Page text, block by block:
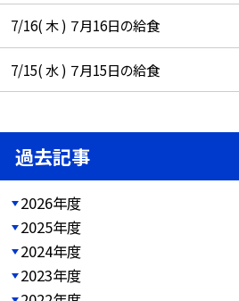
7/16( 木 ) ７月16日の給食
7/15( 水 ) ７月15日の給食
過去記事
2026年度
2025年度
2024年度
2023年度